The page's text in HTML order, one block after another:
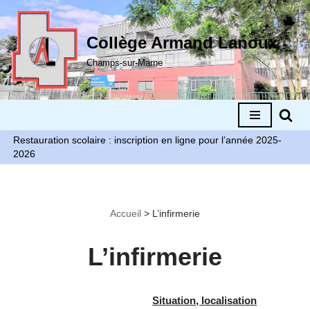
Aller
au
contenu
Collège Armand Lanoux
Champs-sur-Marne
Restauration scolaire : inscription en ligne pour l’année 2025-
2026
Accueil > L’infirmerie
L’infirmerie
Situation, localisation